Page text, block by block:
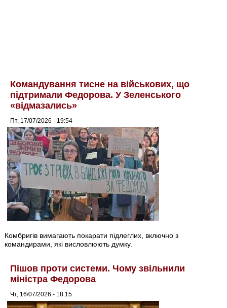
Командування тисне на військових, що
підтримали Федорова. У Зеленського
«відмазались»
Пт, 17/07/2026 - 19:54
Комбригів вимагають покарати підлеглих, включно з
командирами, які висловлюють думку.
Пішов проти системи. Чому звільнили
міністра Федорова
Чт, 16/07/2026 - 18:15